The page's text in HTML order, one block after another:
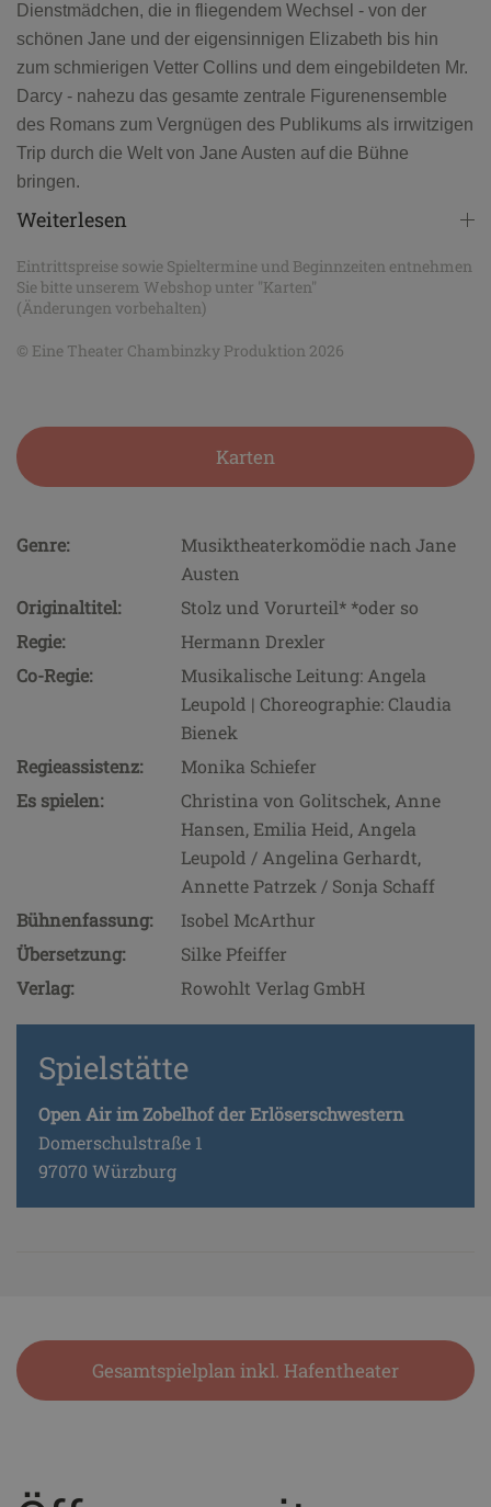
Dienstmädchen, die in fliegendem Wechsel - von der
schönen Jane und der eigensinnigen Elizabeth bis hin
zum schmierigen Vetter Collins und dem eingebildeten Mr.
Darcy - nahezu das gesamte zentrale Figurenensemble
des Romans zum Vergnügen des Publikums als irrwitzigen
Trip durch die Welt von Jane Austen auf die Bühne
bringen.
Weiterlesen
Eintrittspreise sowie Spieltermine und Beginnzeiten entnehmen
Sie bitte unserem Webshop unter "Karten"
(Änderungen vorbehalten)
© Eine Theater Chambinzky Produktion 2026
Karten
Genre:
Musiktheaterkomödie nach Jane
Austen
Originaltitel:
Stolz und Vorurteil* *oder so
Regie:
Hermann Drexler
Co-Regie:
Musikalische Leitung: Angela
Leupold | Choreographie: Claudia
Bienek
Regieassistenz:
Monika Schiefer
Es spielen:
Christina von Golitschek, Anne
Hansen, Emilia Heid, Angela
Leupold / Angelina Gerhardt,
Annette Patrzek / Sonja Schaff
Bühnenfassung:
Isobel McArthur
Übersetzung:
Silke Pfeiffer
Verlag:
Rowohlt Verlag GmbH
Spielstätte
Open Air im Zobelhof der Erlöserschwestern
Domerschulstraße 1
97070 Würzburg
Gesamtspielplan inkl. Hafentheater